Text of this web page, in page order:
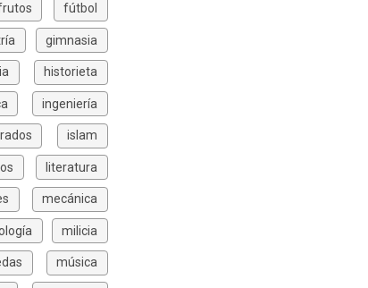
fútbol
gimnasia
historieta
ingeniería
islam
literatura
mecánica
milicia
música